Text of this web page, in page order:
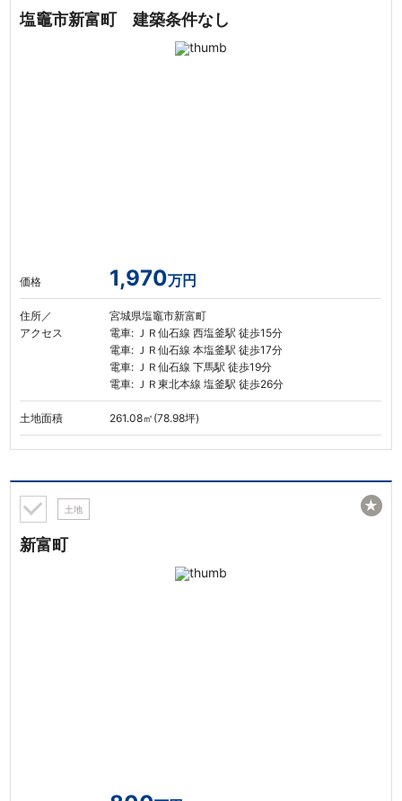
塩竈市新富町 建築条件なし
価格 1,970万円
住所／
アクセス
宮城県塩竈市新富町
電車: ＪＲ仙石線 西塩釜駅 徒歩15分
電車: ＪＲ仙石線 本塩釜駅 徒歩17分
電車: ＪＲ仙石線 下馬駅 徒歩19分
電車: ＪＲ東北本線 塩釜駅 徒歩26分
土地面積 261.08㎡(78.98坪)
土地
新富町
★